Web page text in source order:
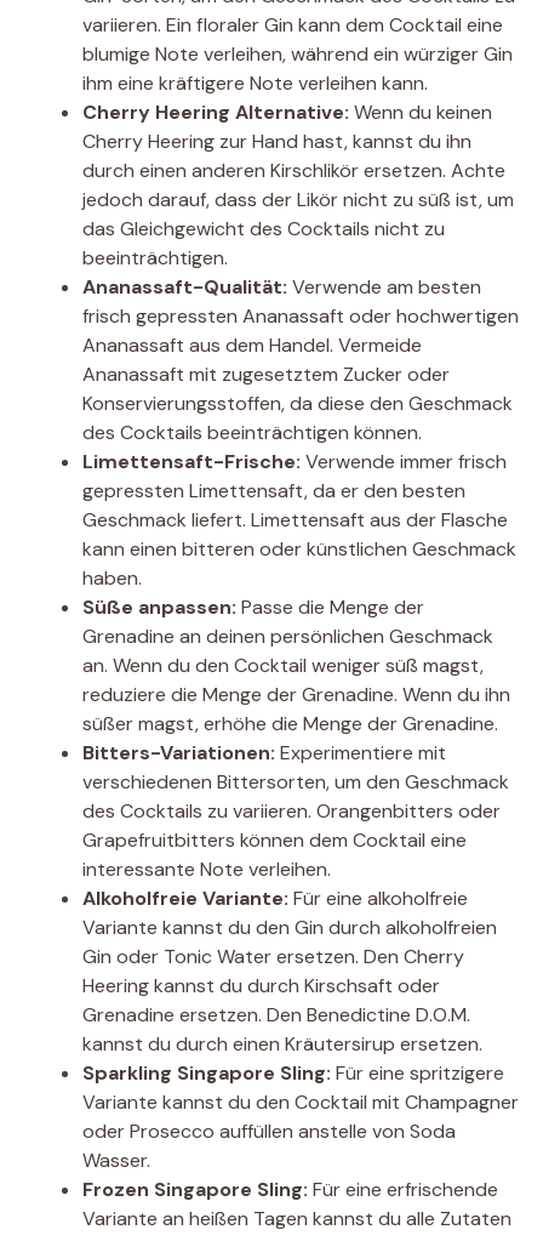
variieren. Ein floraler Gin kann dem Cocktail eine
blumige Note verleihen, während ein würziger Gin
ihm eine kräftigere Note verleihen kann.
Cherry Heering Alternative: Wenn du keinen
Cherry Heering zur Hand hast, kannst du ihn
durch einen anderen Kirschlikör ersetzen. Achte
jedoch darauf, dass der Likör nicht zu süß ist, um
das Gleichgewicht des Cocktails nicht zu
beeinträchtigen.
Ananassaft-Qualität: Verwende am besten
frisch gepressten Ananassaft oder hochwertigen
Ananassaft aus dem Handel. Vermeide
Ananassaft mit zugesetztem Zucker oder
Konservierungsstoffen, da diese den Geschmack
des Cocktails beeinträchtigen können.
Limettensaft-Frische: Verwende immer frisch
gepressten Limettensaft, da er den besten
Geschmack liefert. Limettensaft aus der Flasche
kann einen bitteren oder künstlichen Geschmack
haben.
Süße anpassen: Passe die Menge der
Grenadine an deinen persönlichen Geschmack
an. Wenn du den Cocktail weniger süß magst,
reduziere die Menge der Grenadine. Wenn du ihn
süßer magst, erhöhe die Menge der Grenadine.
Bitters-Variationen: Experimentiere mit
verschiedenen Bittersorten, um den Geschmack
des Cocktails zu variieren. Orangenbitters oder
Grapefruitbitters können dem Cocktail eine
interessante Note verleihen.
Alkoholfreie Variante: Für eine alkoholfreie
Variante kannst du den Gin durch alkoholfreien
Gin oder Tonic Water ersetzen. Den Cherry
Heering kannst du durch Kirschsaft oder
Grenadine ersetzen. Den Benedictine D.O.M.
kannst du durch einen Kräutersirup ersetzen.
Sparkling Singapore Sling: Für eine spritzigere
Variante kannst du den Cocktail mit Champagner
oder Prosecco auffüllen anstelle von Soda
Wasser.
Frozen Singapore Sling: Für eine erfrischende
Variante an heißen Tagen kannst du alle Zutaten